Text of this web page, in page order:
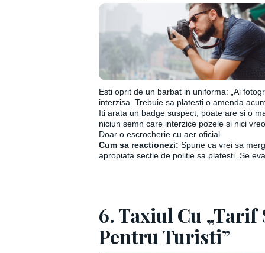
Esti oprit de un barbat in uniforma: „Ai
interzisa. Trebuie sa platesti o amenda
Iti arata un badge suspect, poate are si o
niciun semn care interzice pozele si nici
Doar o escrocherie cu aer oficial.
Cum sa reactionezi: Spune ca vrei sa
apropiata sectie de politie sa platesti. Se
6. Taxiul Cu „Tarif
Pentru Turisti”